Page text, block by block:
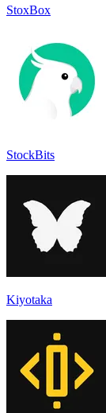
StoxBox
StockBits
Kiyotaka